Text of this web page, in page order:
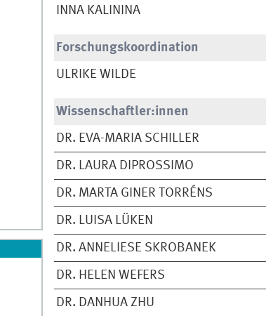
INNA KALININA
Forschungskoordination
ULRIKE WILDE
Wissenschaftler:innen
DR. EVA-MARIA SCHILLER
DR. LAURA DIPROSSIMO
DR. MARTA GINER TORRÉNS
DR. LUISA LÜKEN
DR. ANNELIESE SKROBANEK
DR. HELEN WEFERS
DR. DANHUA ZHU